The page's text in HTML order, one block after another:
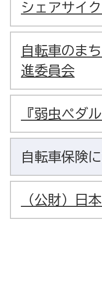
シェアサイ
自転車のま
進委員会
『弱虫ペダ
自転車保険
（公財）日